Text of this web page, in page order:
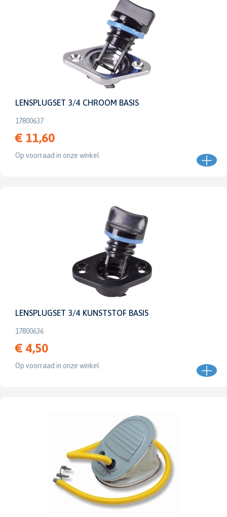
LENSPLUGSET 3/4 CHROOM BASIS
17800637
€ 11,60
Op voorraad in onze winkel
LENSPLUGSET 3/4 KUNSTSTOF BASIS
17800636
€ 4,50
Op voorraad in onze winkel